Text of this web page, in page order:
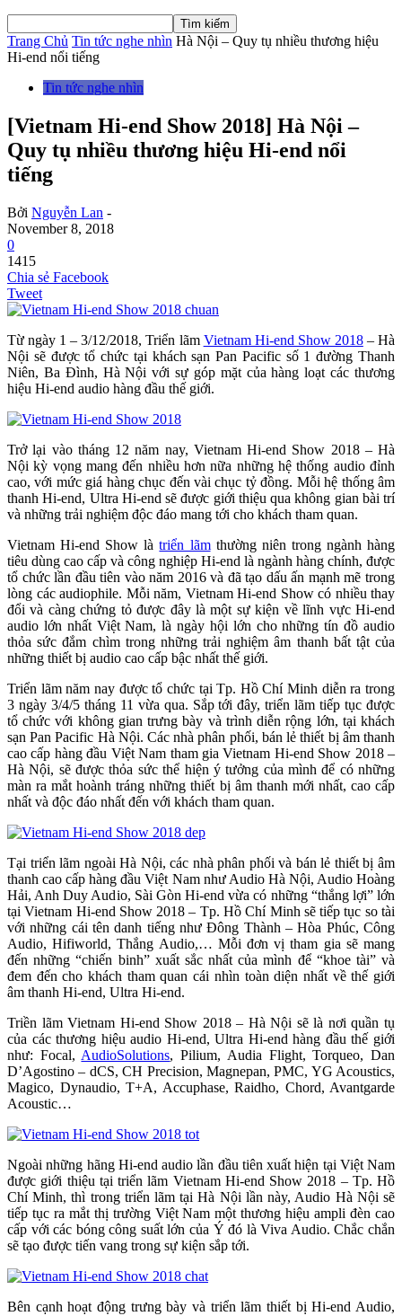
Trang Chủ Tin tức nghe nhìn Hà Nội – Quy tụ nhiều thương hiệu
Hi-end nổi tiếng
Tin tức nghe nhìn
[Vietnam Hi-end Show 2018] Hà Nội –
Quy tụ nhiều thương hiệu Hi-end nổi
tiếng
Bởi Nguyễn Lan -
November 8, 2018
0
1415
Chia sẻ Facebook
Tweet
Từ ngày 1 – 3/12/2018, Triển lãm Vietnam Hi-end Show 2018– Hà
Nội sẽ được tổ chức tại khách sạn Pan Pacific số 1 đường Thanh
Niên, Ba Đình, Hà Nội với sự góp mặt của hàng loạt các thương
hiệu Hi-end audio hàng đầu thế giới.
Trở lại vào tháng 12 năm nay, Vietnam Hi-end Show 2018 – Hà
Nội kỳ vọng mang đến nhiều hơn nữa những hệ thống audio đỉnh
cao, với mức giá hàng chục đến vài chục tỷ đồng. Mỗi hệ thống âm
thanh Hi-end, Ultra Hi-end sẽ được giới thiệu qua không gian bài trí
và những trải nghiệm độc đáo mang tới cho khách tham quan.
Vietnam Hi-end Show làtriển lãmthường niên trong ngành hàng
tiêu dùng cao cấp và công nghiệp Hi-end là ngành hàng chính, được
tổ chức lần đầu tiên vào năm 2016 và đã tạo dấu ấn mạnh mẽ trong
lòng các audiophile. Mỗi năm, Vietnam Hi-end Show có nhiều thay
đổi và càng chứng tỏ được đây là một sự kiện về lĩnh vực Hi-end
audio lớn nhất Việt Nam, là ngày hội lớn cho những tín đồ audio
thỏa sức đắm chìm trong những trải nghiệm âm thanh bất tật của
những thiết bị audio cao cấp bậc nhất thế giới.
Triển lãm năm nay được tổ chức tại Tp. Hồ Chí Minh diễn ra trong
3 ngày 3/4/5 tháng 11 vừa qua. Sắp tới đây, triển lãm tiếp tục được
tổ chức với không gian trưng bày và trình diễn rộng lớn, tại khách
sạn Pan Pacific Hà Nội. Các nhà phân phối, bán lẻ thiết bị âm thanh
cao cấp hàng đầu Việt Nam tham gia Vietnam Hi-end Show 2018 –
Hà Nội, sẽ được thỏa sức thể hiện ý tưởng của mình để có những
màn ra mắt hoành tráng những thiết bị âm thanh mới nhất, cao cấp
nhất và độc đáo nhất đến với khách tham quan.
Tại triển lãm ngoài Hà Nội, các nhà phân phối và bán lẻ thiết bị âm
thanh cao cấp hàng đầu Việt Nam như Audio Hà Nội, Audio Hoàng
Hải, Anh Duy Audio, Sài Gòn Hi-end vừa có những “thắng lợi” lớn
tại Vietnam Hi-end Show 2018 – Tp. Hồ Chí Minh sẽ tiếp tục so tài
với những cái tên danh tiếng như Đông Thành – Hòa Phúc, Công
Audio, Hifiworld, Thắng Audio,… Mỗi đơn vị tham gia sẽ mang
đến những “chiến binh” xuất sắc nhất của mình để “khoe tài” và
đem đến cho khách tham quan cái nhìn toàn diện nhất về thế giới
âm thanh Hi-end, Ultra Hi-end.
Triền lãm Vietnam Hi-end Show 2018 – Hà Nội sẽ là nơi quần tụ
của các thương hiệu audio Hi-end, Ultra Hi-end hàng đầu thế giới
như: Focal, AudioSolutions, Pilium, Audia Flight, Torqueo, Dan
D’Agostino – dCS, CH Precision, Magnepan, PMC, YG Acoustics,
Magico, Dynaudio, T+A, Accuphase, Raidho, Chord, Avantgarde
Acoustic…
Ngoài những hãng Hi-end audio lần đầu tiên xuất hiện tại Việt Nam
được giới thiệu tại triển lãm Vietnam Hi-end Show 2018 – Tp. Hồ
Chí Minh, thì trong triển lãm tại Hà Nội lần này, Audio Hà Nội sẽ
tiếp tục ra mắt thị trường Việt Nam một thương hiệu ampli đèn cao
cấp với các bóng công suất lớn của Ý đó là Viva Audio. Chắc chắn
sẽ tạo được tiến vang trong sự kiện sắp tới.
Bên cạnh hoạt động trưng bày và triển lãm thiết bị Hi-end Audio,